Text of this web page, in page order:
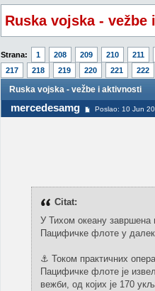
Ruska vojska - vežbe
Strana: 1 208 209 210 211
217
218 219 220 221 222
Ruska vojska - vežbe i aktivnosti
mercedesamg Poslao: 10 Jun
Citat:
У Тихом океану завршена
Пацифичке флоте у
⚓ Током практичних
Пацифичке флоте је
вежби, од којих је 170